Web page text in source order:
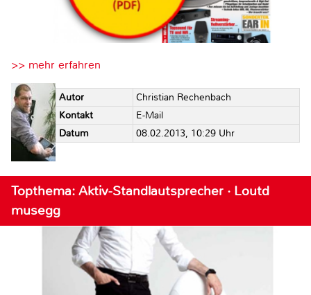
>> mehr erfahren
Autor
Christian Rechenbach
Kontakt
E-Mail
Datum
08.02.2013, 10:29 Uhr
Topthema: Aktiv-Standlautsprecher · Loutd
musegg